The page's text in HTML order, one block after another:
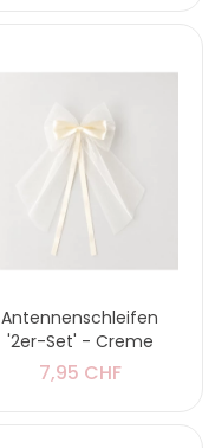
Antennenschleifen
'2er-Set' - Creme
7,95 CHF